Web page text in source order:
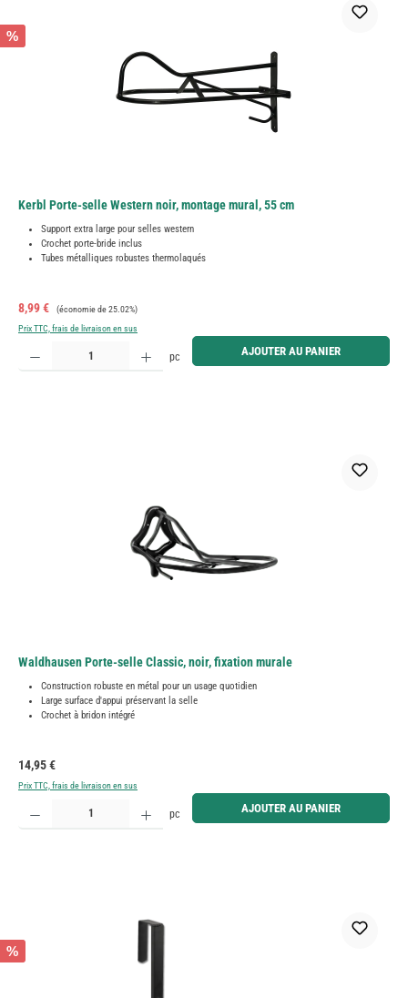
%
Kerbl Porte-selle Western noir, montage mural, 55 cm
Support extra large pour selles western
Crochet porte-bride inclus
Tubes métalliques robustes thermolaqués
Prix de vente :
8,99 € Prix régulier :
(économie de 25.02%)
Prix TTC, frais de livraison en sus
Quantité de produit : Entrez la quantité souhaitée ou utilisez les boutons pour augmenter ou
pc AJOUTER AU PANIER
Waldhausen Porte-selle Classic, noir, fixation murale
Construction robuste en métal pour un usage quotidien
Large surface d'appui préservant la selle
Crochet à bridon intégré
Prix régulier :
14,95 €
Prix TTC, frais de livraison en sus
Quantité de produit : Entrez la quantité souhaitée ou utilisez les boutons pour augmenter ou
pc AJOUTER AU PANIER
%